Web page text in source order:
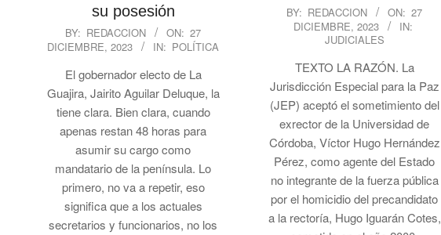
su posesión
2023-
12-
BY: REDACCION ON: 27
DICIEMBRE, 2023
IN: POLÍTICA
El gobernador electo de La
Guajira, Jairito Aguilar Deluque, la
tiene clara. Bien clara, cuando
apenas restan 48 horas para
asumir su cargo como
mandatario de la península. Lo
primero, no va a repetir, eso
significa que a los actuales
secretarios y funcionarios, no los
2023-BY: REDACCION ON: 27
DICIEMBRE, 2023
IN:
JUDICIALES
TEXTO LA RAZÓN. La
Jurisdicción Especial para la Paz
(JEP) aceptó el sometimiento del
exrector de la Universidad de
Córdoba, Víctor Hugo Hernández
Pérez, como agente del Estado
no integrante de la fuerza pública
por el homicidio del precandidato
a la rectoría, Hugo Iguarán Cotes,